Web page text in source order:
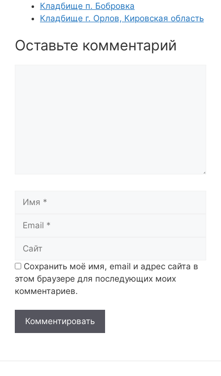
Кладбище п. Бобровка
Кладбище г. Орлов, Кировская область
Оставьте комментарий
Сохранить моё имя, email и адрес сайта в
этом браузере для последующих моих
комментариев.